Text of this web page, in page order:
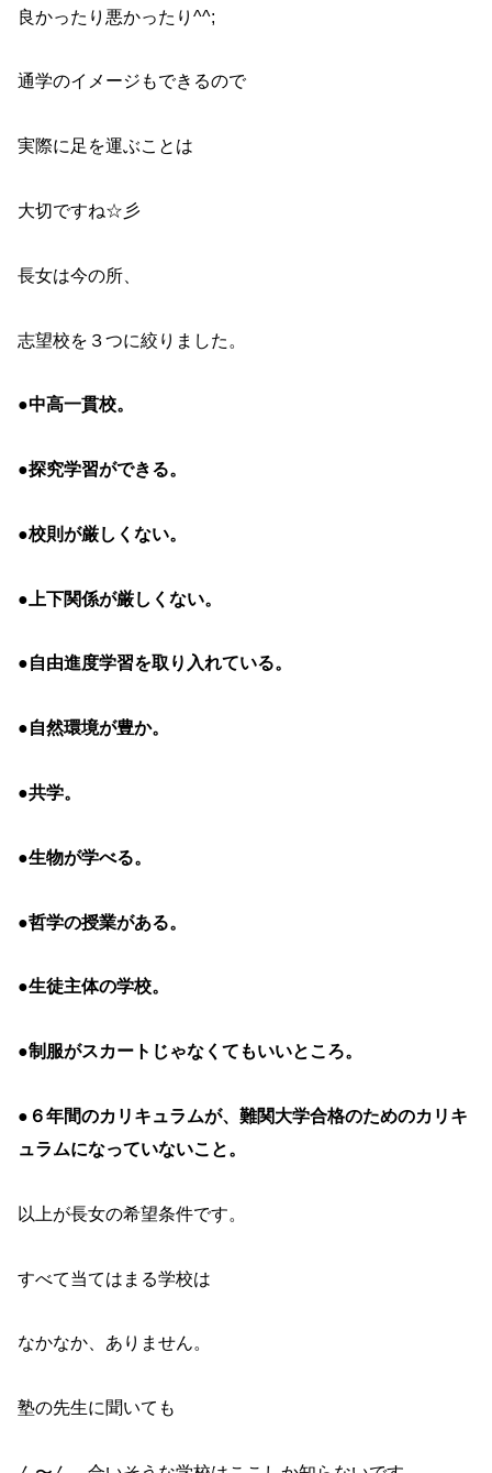
良かったり悪かったり^^;
通学のイメージもできるので
実際に足を運ぶことは
大切ですね☆彡
長女は今の所、
志望校を３つに絞りました。
●中高一貫校。
●探究学習ができる。
●校則が厳しくない。
● 上下関係が厳しくない。
●自由進度学習を取り入れている。
●自然環境が豊か。
●共学。
●生物が学べる。
●哲学の授業がある。
●生徒主体の学校。
●制服がスカートじゃなくてもいいところ。
● ６年間のカリキュラムが、難関大学合格のためのカリキ
ュラムになっていないこと。
以上が長女の希望条件です。
すべて当てはまる学校は
なかなか、ありません。
塾の先生に聞いても